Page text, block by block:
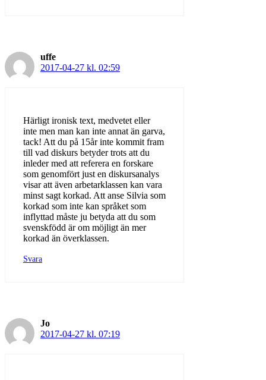
uffe
2017-04-27 kl. 02:59
Härligt ironisk text, medvetet eller
inte men man kan inte annat än garva,
tack! Att du på 15år inte kommit fram
till vad diskurs betyder trots att du
inleder med att referera en forskare
som genomfört just en diskursanalys
visar att även arbetarklassen kan vara
minst sagt korkad. Att anse Silvia som
korkad som inte kan språket som
inflyttad måste ju betyda att du som
svenskfödd är om möjligt än mer
korkad än överklassen.
Svara
Jo
2017-04-27 kl. 07:19